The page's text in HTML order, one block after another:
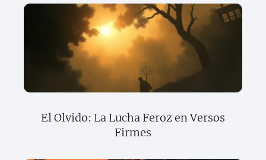
El Olvido: La Lucha Feroz en Versos
Firmes